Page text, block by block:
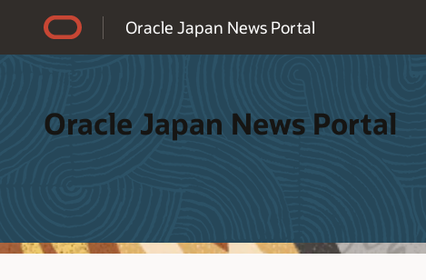
Oracle Japan News Portal
Oracle Japan News Portal